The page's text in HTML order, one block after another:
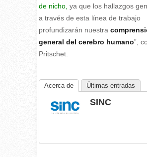
de nicho, ya que los hallazgos
a través de esta línea de trabajo
profundizarán nuestra
general del cerebro humano”,
Pritschet.
Acerca de Últimas entradas
SINC